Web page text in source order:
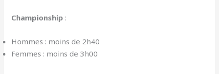
Championship :
Hommes : moins de 2h40
Femmes : moins de 3h00